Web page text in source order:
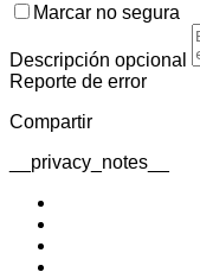
Marcar no segura
Descripción opcional
Reporte de error
Compartir
__privacy_notes__